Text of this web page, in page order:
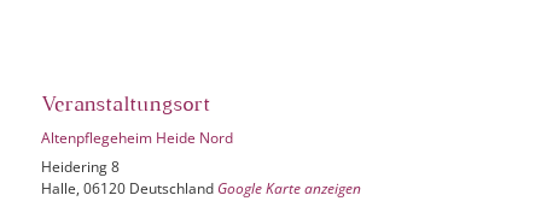
Veranstaltungsort
Altenpflegeheim Heide Nord
Heidering 8
Halle, 06120 Deutschland Google Karte anzeigen